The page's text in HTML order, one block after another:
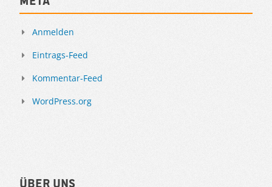
Anmelden
Eintrags-Feed
Kommentar-Feed
WordPress.org
Über uns